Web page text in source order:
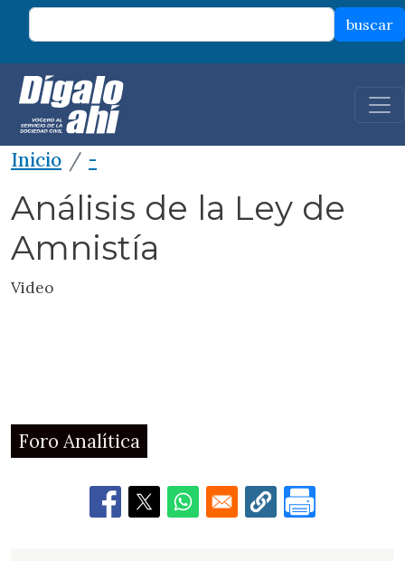
Pasar al contenido principal
buscar
Inicio -
Análisis de la Ley de
Amnistía
Video
Foro Analítica